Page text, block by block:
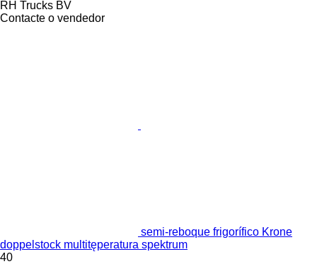
RH Trucks BV
Contacte o vendedor
semi-reboque frigorífico Krone
doppelstock multitęperatura spektrum
40